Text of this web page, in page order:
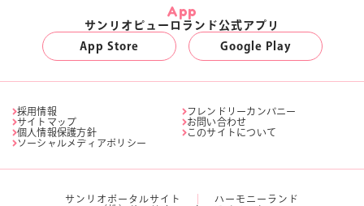
App
サンリオピューロランド公式アプリ
App Store
Google Play
採用情報
フレンドリーカンパニー
サイトマップ
お問い合わせ
個人情報保護方針
このサイトについて
ソーシャルメディアポリシー
サンリオポータルサイト
ハーモニーランド